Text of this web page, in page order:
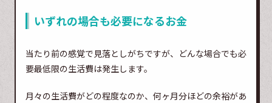
いずれの場合も必要になるお金
当たり前の感覚で見落としがちですが、どんな場合でも必
要最低限の生活費は発生します。
月々の生活費がどの程度なのか、何ヶ月分ほどの余裕があ